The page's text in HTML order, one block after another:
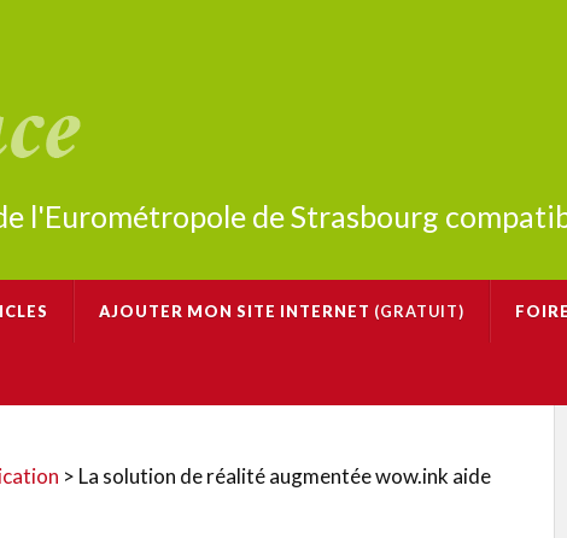
l'Eurométropole de Strasbourg
AJOUTER MON SITE INTERNET (GRATUIT)
> La solution de réalité augmentée wow.ink aide